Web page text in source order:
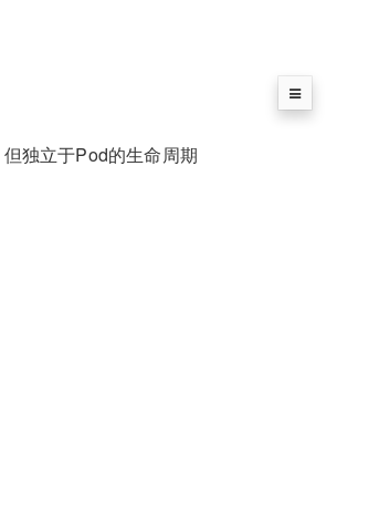
独立于Pod的生命周期